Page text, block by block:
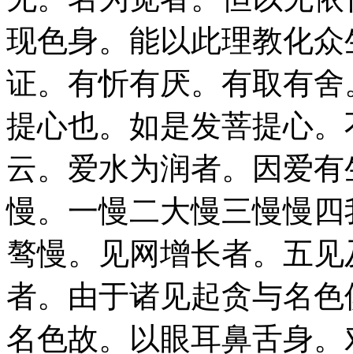
现色身。能以此理教化
证。有忻有厌。有取有
提心也。如是发菩提心
云。爱水为润者。因爱
慢。一慢二大慢三慢慢
骜慢。见网增长者。五
者。由于诸见起贪与名
名色故。以眼耳鼻舌身